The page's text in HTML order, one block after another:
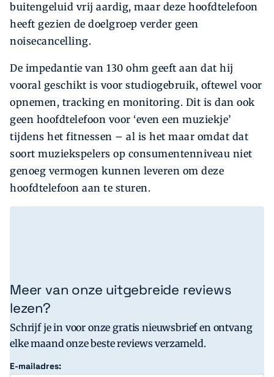
buitengeluid vrij aardig, maar deze hoofdtelefoon
heeft gezien de doelgroep verder geen
noisecancelling.
De impedantie van 130 ohm geeft aan dat hij
vooral geschikt is voor studiogebruik, oftewel voor
opnemen, tracking en monitoring. Dit is dan ook
geen hoofdtelefoon voor ‘even een muziekje’
tijdens het fitnessen – al is het maar omdat dat
soort muziekspelers op consumentenniveau niet
genoeg vermogen kunnen leveren om deze
hoofdtelefoon aan te sturen.
Meer van onze uitgebreide reviews
lezen?
Schrijf je in voor onze gratis nieuwsbrief en ontvang
elke maand onze beste reviews verzameld.
E-mailadres: